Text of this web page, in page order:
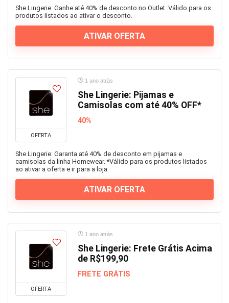
She Lingerie: Ganhe até 40% de desconto no Outlet. Válido para os
produtos listados ao ativar o desconto.
ATIVAR OFERTA
OFERTA
1 ano atrás
She Lingerie: Pijamas e
Camisolas com até 40% OFF*
40%
She Lingerie: Garanta até 40% de desconto em pijamas e
camisolas da linha Homewear. *Válido para os produtos listados
ao ativar a oferta e ir para a loja.
ATIVAR OFERTA
OFERTA
1 ano atrás
She Lingerie: Frete Grátis Acima
de R$199,90
FRETE GRÁTIS